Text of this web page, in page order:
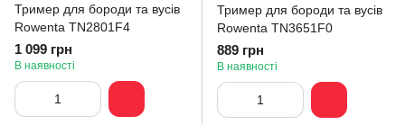
Тример для бороди та вусів
Rowenta TN2801F4
1 099 грн
В наявності
Тример для бороди та вусів
Rowenta TN3651F0
889 грн
В наявності